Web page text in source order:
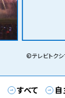
©テレビトク
すべて